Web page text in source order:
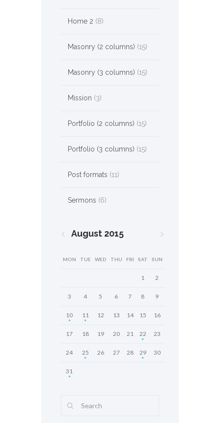
Home 2 (8)
Masonry (2 columns) (15)
Masonry (3 columns) (15)
Mission (3)
Portfolio (2 columns) (15)
Portfolio (3 columns) (15)
Post formats (11)
Sermons (6)
August 2015
MON TUE WED THU FRI SAT SUN
1 2
3 4 5 6 7 8 9
10 11 12 13 14 15 16
17 18 19 20 21 22 23
24 25 26 27 28 29 30
31